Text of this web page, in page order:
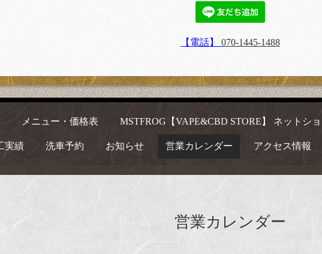
【電話】 070-1445-1488
メニュー・価格表 MSTFROG【VAPE&CBD STORE】 ネットシ
実績 洗車予約 お知らせ 営業カレンダー アクセス情報
営業カレンダー